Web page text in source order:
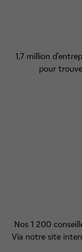
1,7 million
pour
Nos 1 200
Via notre site